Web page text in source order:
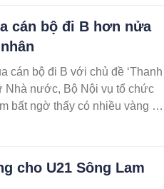
cán bộ đi B hơn nửa
cán bộ đi B với chủ đề ‘Thanh
Nhà nước, Bộ Nội vụ tổ chức
bất ngờ thấy có nhiều vàng và
cho U21 Sông Lam